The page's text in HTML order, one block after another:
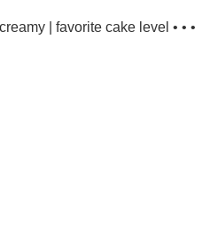
| favorite cake level • • •